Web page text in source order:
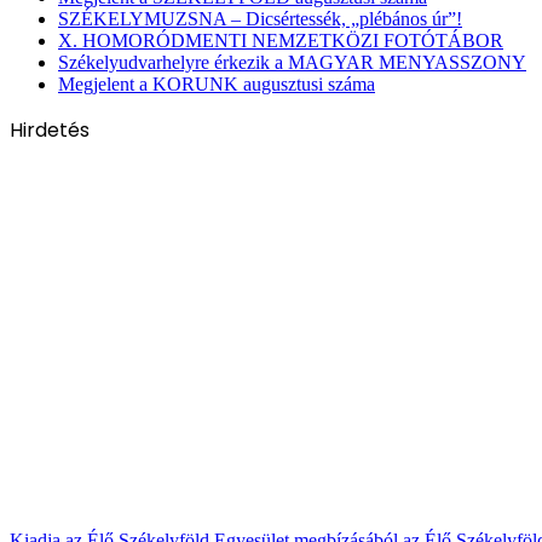
SZÉKELYMUZSNA – Dicsértessék, „plébános úr”!
X. HOMORÓDMENTI NEMZETKÖZI FOTÓTÁBOR
Székelyudvarhelyre érkezik a MAGYAR MENYASSZONY
Megjelent a KORUNK augusztusi száma
Hirdetés